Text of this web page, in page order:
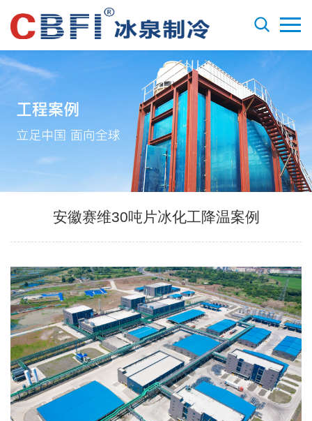
安徽赛维30吨片冰化工降温案例